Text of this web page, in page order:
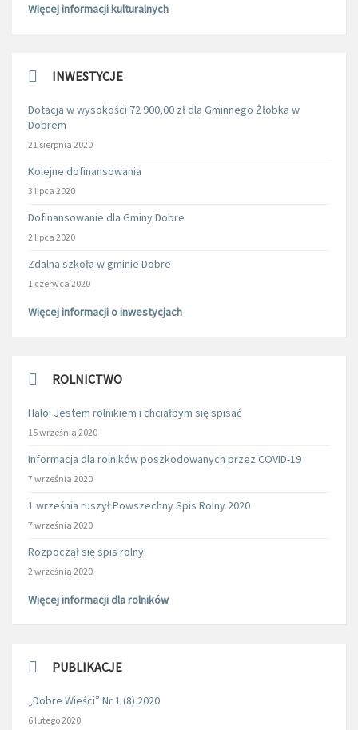
Więcej informacji kulturalnych
INWESTYCJE
Dotacja w wysokości 72 900,00 zł dla Gminnego Żłobka w
Dobrem
21 sierpnia 2020
Kolejne dofinansowania
3 lipca 2020
Dofinansowanie dla Gminy Dobre
2 lipca 2020
Zdalna szkoła w gminie Dobre
1 czerwca 2020
Więcej informacji o inwestycjach
ROLNICTWO
Halo! Jestem rolnikiem i chciałbym się spisać
15 września 2020
Informacja dla rolników poszkodowanych przez COVID-19
7 września 2020
1 września ruszył Powszechny Spis Rolny 2020
7 września 2020
Rozpoczął się spis rolny!
2 września 2020
Więcej informacji dla rolników
PUBLIKACJE
„Dobre Wieści” Nr 1 (8) 2020
6 lutego 2020